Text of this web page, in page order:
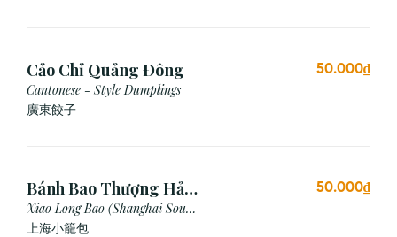
Cảo Chỉ Quảng Đông
Cantonese - Style Dumplings
廣東餃⼦
50.000₫
Bánh Bao Thượng Hải
(3 Viên)
Xiao Long Bao (Shanghai Soup
Dumpling)
上海小籠包
50.000₫